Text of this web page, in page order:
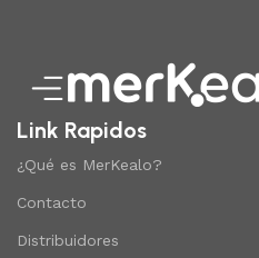
Link Rapidos
¿Qué es MerKealo?
Contacto
Distribuidores